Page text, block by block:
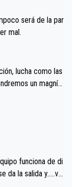
Más en San Seb
podríamos ten
será de la par
mal.
lucha como las
un magnífi
funciona de di
da la salida y…..ve